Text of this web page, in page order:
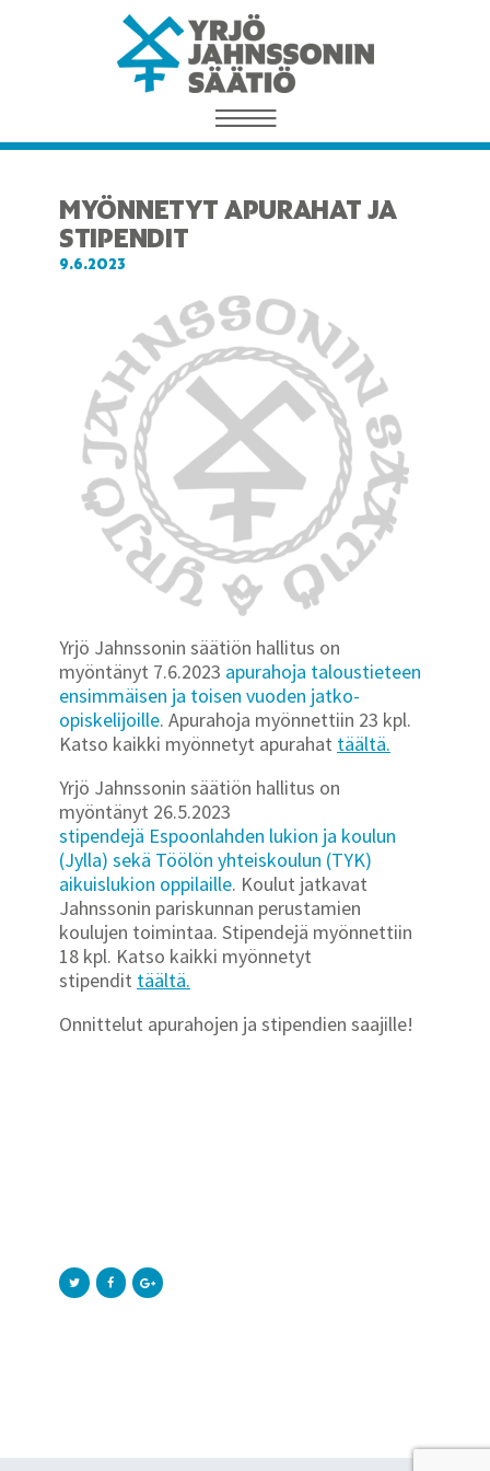
MYÖNNETYT APURAHAT JA
STIPENDIT
9.6.2023
Yrjö Jahnssonin säätiön hallitus on
myöntänyt 7.6.2023 apurahoja taloustieteen
ensimmäisen ja toisen vuoden jatko-
opiskelijoille. Apurahoja myönnettiin 23 kpl.
Katso kaikki myönnetyt apurahat täältä.
Yrjö Jahnssonin säätiön hallitus on
myöntänyt 26.5.2023
stipendejä Espoonlahden lukion ja koulun
(Jylla) sekä Töölön yhteiskoulun (TYK)
aikuislukion oppilaille. Koulut jatkavat
Jahnssonin pariskunnan perustamien
koulujen toimintaa. Stipendejä myönnettiin
18 kpl. Katso kaikki myönnetyt
stipendit täältä.
Onnittelut apurahojen ja stipendien saajille!